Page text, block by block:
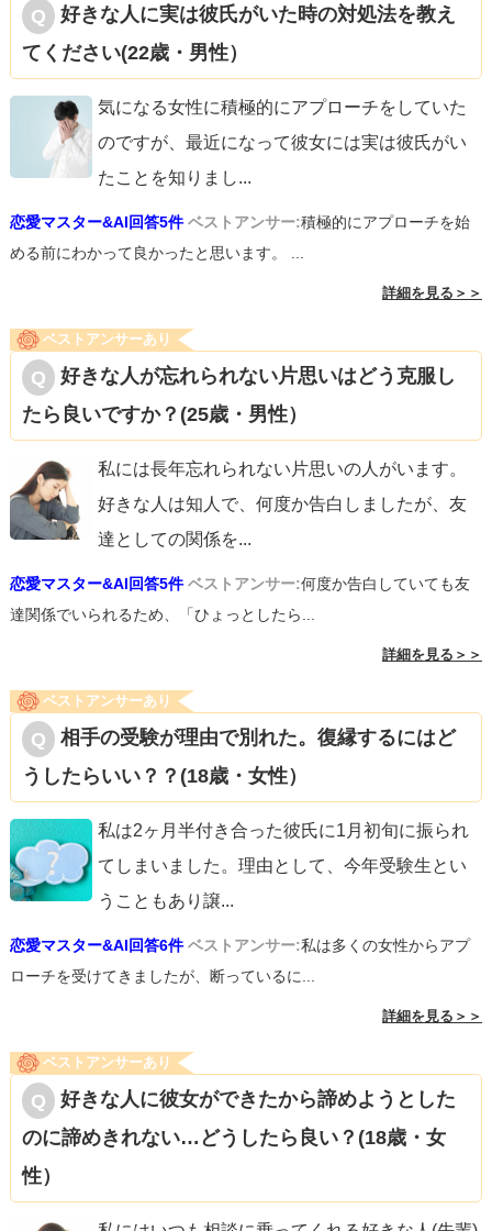
好きな人に実は彼氏がいた時の対処法を教え
てください(22歳・男性）
気になる女性に積極的にアプローチをしていた
のですが、最近になって彼女には実は彼氏がい
たことを知りまし...
恋愛マスター&AI回答5件 ベストアンサー:積極的にアプローチを始
める前にわかって良かったと思います。 ...
詳細を見る＞＞
ベストアンサーあり
好きな人が忘れられない片思いはどう克服し
たら良いですか？(25歳・男性）
私には長年忘れられない片思いの人がいます。
好きな人は知人で、何度か告白しましたが、友
達としての関係を...
恋愛マスター&AI回答5件 ベストアンサー:何度か告白していても友
達関係でいられるため、「ひょっとしたら...
詳細を見る＞＞
ベストアンサーあり
相手の受験が理由で別れた。復縁するにはど
うしたらいい？？(18歳・女性）
私は2ヶ月半付き合った彼氏に1月初旬に振られ
てしまいました。理由として、今年受験生とい
うこともあり譲...
恋愛マスター&AI回答6件 ベストアンサー:私は多くの女性からアプ
ローチを受けてきましたが、断っているに...
詳細を見る＞＞
ベストアンサーあり
好きな人に彼女ができたから諦めようとした
のに諦めきれない…どうしたら良い？(18歳・女
性）